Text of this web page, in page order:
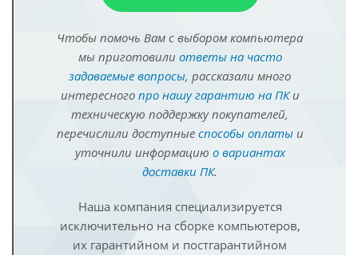
Чтобы помочь Вам с выбором компьютера
мы приготовили ответы на часто
задаваемые вопросы, рассказали много
интересного про нашу гарантию на ПКи
техническую поддержку покупателей,
перечислили доступные способы оплатыи
уточнили информацию о вариантах
доставки ПК.
Наша компания специализируется
исключительно на сборке компьютеров,
их гарантийном и постгарантийном